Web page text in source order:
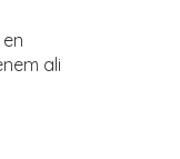
ali